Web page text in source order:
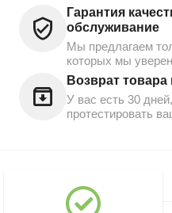
Гарантия
обслуживание
Мы предлагаем
которых мы
Возврат товара
У вас есть 30
протестировать